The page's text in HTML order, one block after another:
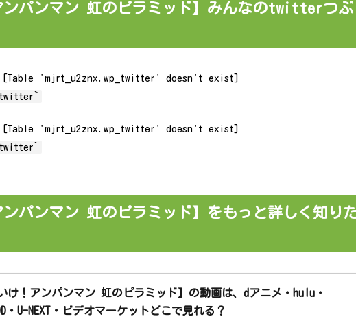
ンパンマン 虹のピラミッド】みんなのtwitterつぶ
[Table 'mjrt_u2znx.wp_twitter' doesn't exist]
[Table 'mjrt_u2znx.wp_twitter' doesn't exist]
ンパンマン 虹のピラミッド】をもっと詳しく知り
け！アンパンマン 虹のピラミッド】の動画は、dアニメ・hulu・
・U-NEXT・ビデオマーケットどこで見れる？